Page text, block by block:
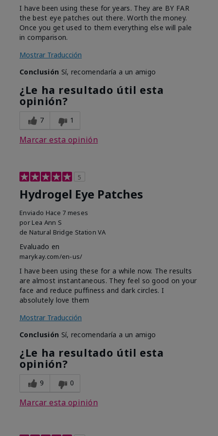
I have been using these for years. They are BY FAR
the best eye patches out there. Worth the money.
Once you get used to them everything else will pale
in comparison.
Mostrar Traducción
Conclusión Sí, recomendaría a un amigo
¿Le ha resultado útil esta
opinión?
7 1
Marcar esta opinión
5
Hydrogel Eye Patches
Enviado Hace 7 meses
por Lea Ann S
de Natural Bridge Station VA
Evaluado en
marykay.com/en-us/
I have been using these for a while now. The results
are almost instantaneous. They feel so good on your
face and reduce puffiness and dark circles. I
absolutely love them
Mostrar Traducción
Conclusión Sí, recomendaría a un amigo
¿Le ha resultado útil esta
opinión?
9 0
Marcar esta opinión